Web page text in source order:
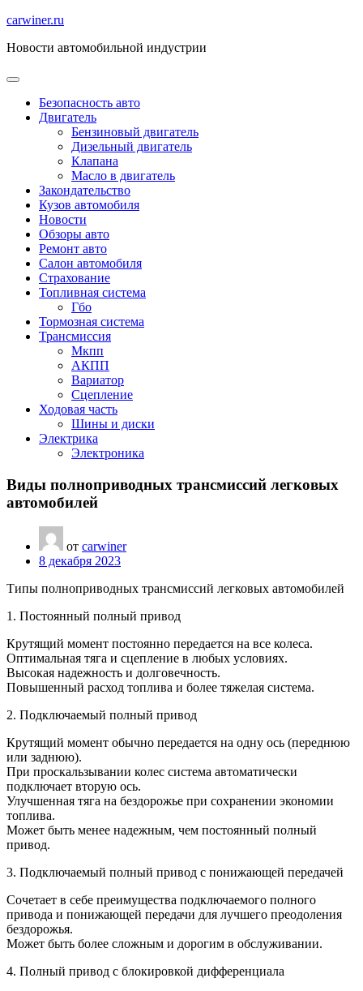
Перейти
содержимому
carwiner.ru
Новости автомобильной индустрии
Безопасность авто
Двигатель
Бензиновый двигатель
Дизельный двигатель
Клапана
Масло в двигатель
Закондательство
Кузов автомобиля
Новости
Обзоры авто
Ремонт авто
Салон автомобиля
Страхование
Топливная система
Гбо
Тормозная система
Трансмиссия
Мкпп
АКПП
Вариатор
Сцепление
Ходовая часть
Шины и диски
Электрика
Электроника
Виды полноприводных трансмиссий легковых
автомобилей
от carwiner
8 декабря 2023
Типы полноприводных трансмиссий легковых автомобилей
1. Постоянный полный привод
Крутящий момент постоянно передается на все колеса.
Оптимальная тяга и сцепление в любых условиях.
Высокая надежность и долговечность.
Повышенный расход топлива и более тяжелая система.
2. Подключаемый полный привод
Крутящий момент обычно передается на одну ось (переднюю
или заднюю).
При проскальзывании колес система автоматически
подключает вторую ось.
Улучшенная тяга на бездорожье при сохранении экономии
топлива.
Может быть менее надежным, чем постоянный полный
привод.
3. Подключаемый полный привод с понижающей передачей
Сочетает в себе преимущества подключаемого полного
привода и понижающей передачи для лучшего преодоления
бездорожья.
Может быть более сложным и дорогим в обслуживании.
4. Полный привод с блокировкой дифференциала